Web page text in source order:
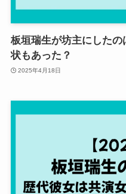
板垣瑞生が坊主にした
状もあった？
2025年4月18日